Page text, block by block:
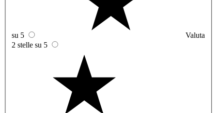
su 5
Valuta
2 stelle su 5